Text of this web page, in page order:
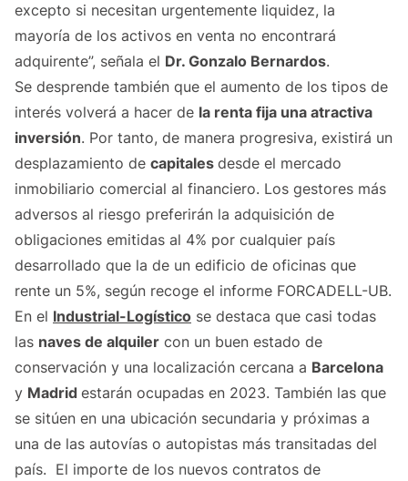
excepto si necesitan urgentemente liquidez, la
mayoría de los activos en venta no encontrará
adquirente”, señala el Dr. Gonzalo Bernardos.
Se desprende también que el aumento de los tipos de
interés volverá a hacer de la renta fija una atractiva
inversión. Por tanto, de manera progresiva, existirá un
desplazamiento de capitales desde el mercado
inmobiliario comercial al financiero. Los gestores más
adversos al riesgo preferirán la adquisición de
obligaciones emitidas al 4% por cualquier país
desarrollado que la de un edificio de oficinas que
rente un 5%, según recoge el informe FORCADELL-UB.
En el Industrial-Logístico se destaca que casi todas
las naves de alquiler con un buen estado de
conservación y una localización cercana a Barcelona
y Madrid estarán ocupadas en 2023. También las que
se sitúen en una ubicación secundaria y próximas a
una de las autovías o autopistas más transitadas del
país. El importe de los nuevos contratos de